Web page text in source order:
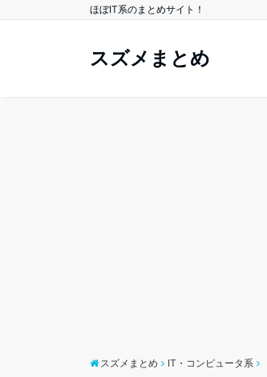
ほぼIT系のまとめサイト！
スズメまとめ
スズメまとめ IT・コンピュータ系